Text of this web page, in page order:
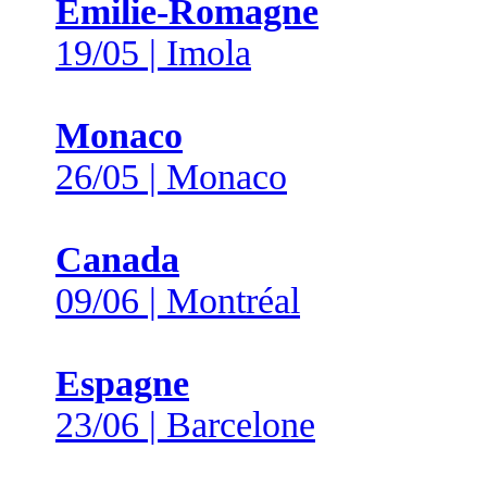
Émilie-Romagne
19/05 | Imola
Monaco
26/05 | Monaco
Canada
09/06 | Montréal
Espagne
23/06 | Barcelone